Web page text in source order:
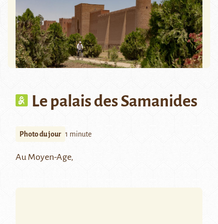
Le palais des Samanides
Photo du jour 1 minute
Au Moyen-Age,